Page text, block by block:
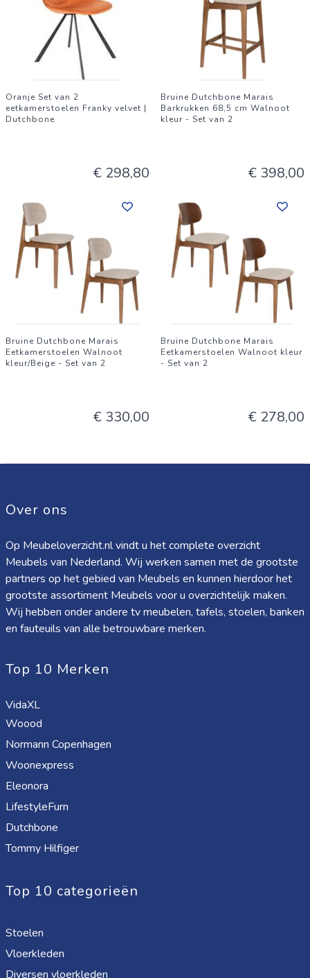
Oranje Set van 2
eetkamerstoelen Franky velvet |
Dutchbone
€ 298,80
Bruine Dutchbone Marais
Barkrukken 68,5 cm Walnoot
kleur - Set van 2
€ 398,00
Bruine Dutchbone Marais
Eetkamerstoelen Walnoot
kleur/Beige - Set van 2
€ 330,00
Bruine Dutchbone Marais
Eetkamerstoelen Walnoot kleur
- Set van 2
€ 278,00
Over ons
Op Meubeloverzicht.nl vindt u het complete overzicht
Meubels van Nederland. Wij werken samen met de grootste
partners op het gebied van Meubels en kunnen hierdoor het
grootste assortiment Meubels voor u overzichtelijk maken.
Wij hebben onder andere tv meubelen, tafels, stoelen, banken
en fauteuils van alle betrouwbare merken.
Top 10 Merken
VidaXL
Woood
Normann Copenhagen
Woonexpress
Eleonora
LifestyleFurn
Dutchbone
Tommy Hilfiger
Top 10 categorieën
Stoelen
Vloerkleden
Diversen vloerkleden